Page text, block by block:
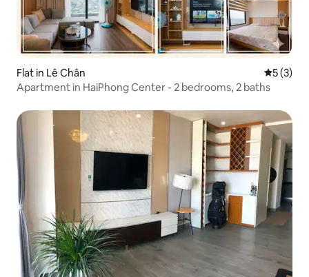
Flat in Lê Chân 5 out of
5 (3)
Apartment in HaiPhong Center - 2 bedrooms, 2 baths